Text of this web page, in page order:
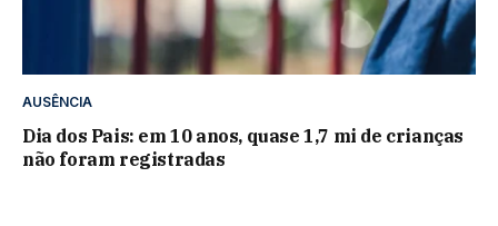
AUSÊNCIA
Dia dos Pais: em 10 anos, quase 1,7 mi de crianças
não foram registradas